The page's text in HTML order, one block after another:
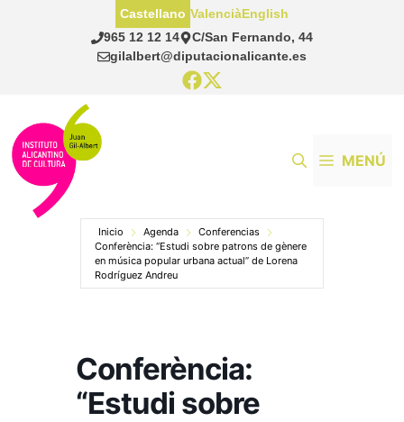
965 12 12 14
C/San Fernando, 44
gilalbert@diputacionalicante.es
Castellano ValenciàEnglish
MENÚ
Inicio Agenda
Conferencias
Conferència: “Estudi sobre patrons de gènere
en música popular urbana actual” de Lorena
Rodríguez Andreu
Conferència:
“Estudi sobre